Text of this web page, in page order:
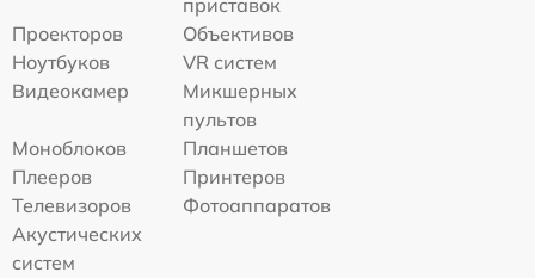
приставок
Проекторов
Объективов
Ноутбуков
VR систем
Видеокамер
Микшерных
пультов
Моноблоков
Планшетов
Плееров
Принтеров
Телевизоров
Фотоаппаратов
Акустических
систем